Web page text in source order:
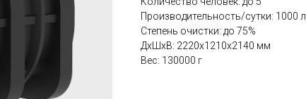
Производительность/сутки: 1000 л
Степень очистки: до 75%
ДxШxВ: 2220x1210x2140 мм
Вес: 130000 г